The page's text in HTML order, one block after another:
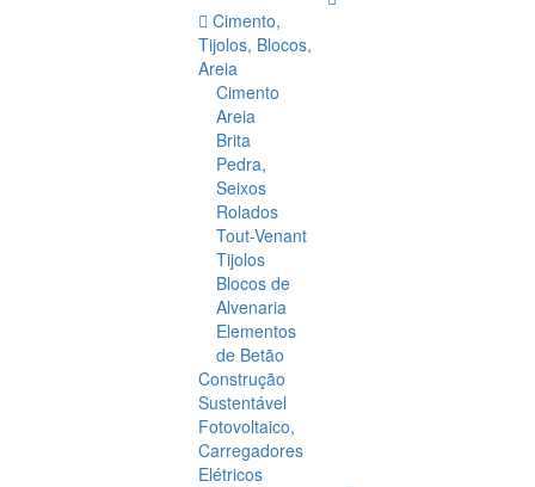
Cimento,
Tijolos, Blocos,
Areia
Cimento
Areia
Brita
Pedra,
Seixos
Rolados
Tout-Venant
Tijolos
Blocos de
Alvenaria
Elementos
de Betão
Construção
Sustentável
Fotovoltaico,
Carregadores
Elétricos